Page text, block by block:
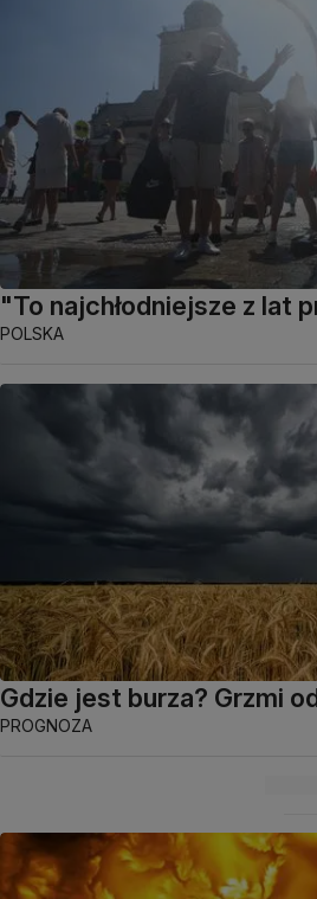
"To najchłodniejsze z lat
POLSKA
Gdzie jest burza? Grzmi
PROGNOZA